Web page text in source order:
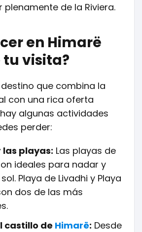
de la Riviera.
en Himarë
visita?
que combina la
con una rica oferta
algunas actividades
perder:
las playas: Las playas de
ideales para nadar y
Playa de Livadhi y Playa
dos de las más
castillo de Himarë: Desde